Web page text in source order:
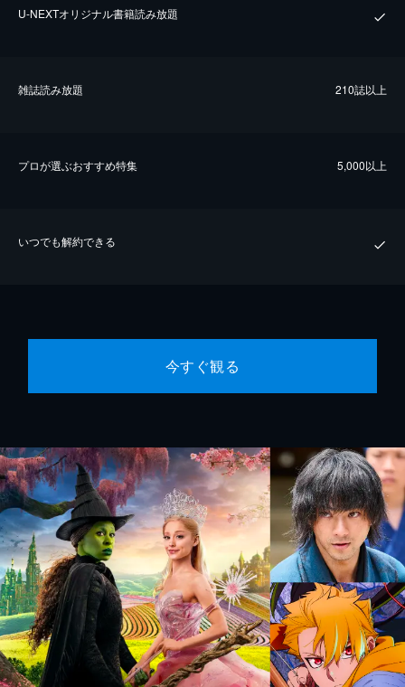
U-NEXTオリジナル書籍読み放題
雑誌読み放題 210誌以上
プロが選ぶおすすめ特集 5,000以上
いつでも解約できる
今すぐ観る